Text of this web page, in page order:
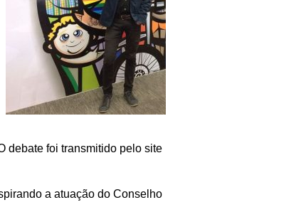
debate foi transmitido pelo site
a atuação do Conselho